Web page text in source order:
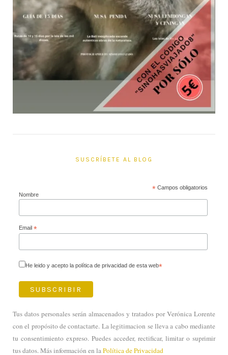
SUSCRÍBETE AL BLOG
*Campos obligatorios
Nombre
Email *
He leido y acepto la política de privacidad de esta web*
Tus datos personales serán almacenados y tratados por Verónica Lorente
con el propósito de contactarte. La legitimacion se lleva a cabo mediante
tu consentimiento expreso. Puedes acceder, rectificar, limitar o suprimir
tus datos. Más información en laPolítica de Privacidad